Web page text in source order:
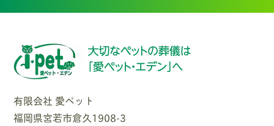
有限会社 愛ペット
福岡県宮若市倉久1908-3